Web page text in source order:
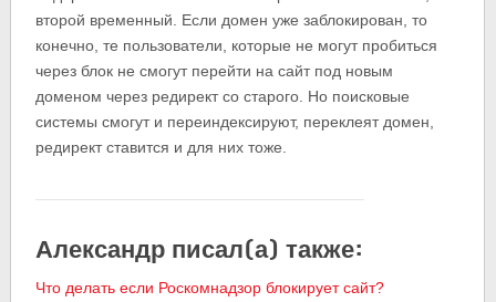
второй временный. Если домен уже заблокирован, то
конечно, те пользователи, которые не могут пробиться
через блок не смогут перейти на сайт под новым
доменом через редирект со старого. Но поисковые
системы смогут и переиндексируют, переклеят домен,
редирект ставится и для них тоже.
Александр писал(а) также:
Что делать если Роскомнадзор блокирует сайт?